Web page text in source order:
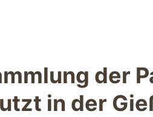
der
in der